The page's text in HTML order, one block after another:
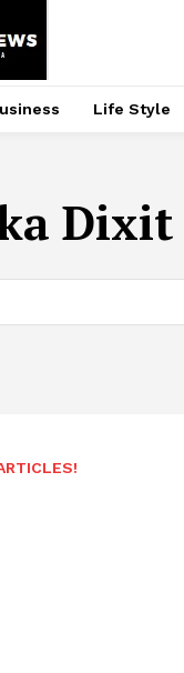
Life Style
Dixit